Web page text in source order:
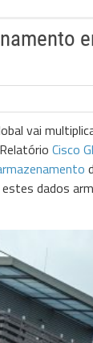
vai
Cisco
dados